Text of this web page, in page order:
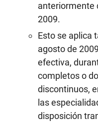
anteriormente
2009.
Esto se aplica
agosto de
efectiva,
completos o
discontinuos,
las
disposición